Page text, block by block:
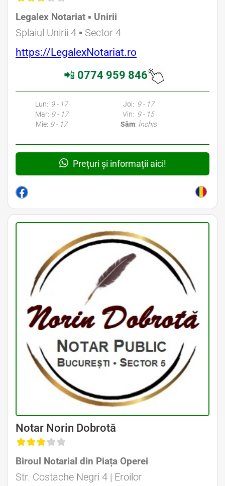
Legalex Notariat ▪︎ Unirii
Splaiul Unirii 4 ▪︎ Sector 4
https://LegalexNotariat.ro
📲 0774 959 846
Avocati Bucuresti • Cabinete Avocatura Bucuresti • Avocati Specializati Bucuresti • Avocat Bun Bucuresti • Avocat Bucuresti • Bucuresti Avocat • Avocat
Lun: 9 - 17
Mar: 9 - 17
Mie: 9 - 17
Joi: 9 - 17
Vin: 9 - 15
Sâm: Închis
Prețuri și informații aici!
Notar Norin Dobrotă
Biroul Notarial din Piața Operei
Str. Costache Negri 4 | Eroilor